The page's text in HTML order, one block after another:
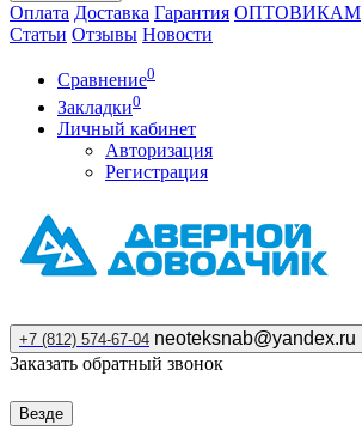
Оплата Доставка Гарантия ОПТОВИКАМ
Статьи Отзывы Новости
Сравнение0
Закладки0
Личный кабинет
Авторизация
Регистрация
+7 (812) 574-67-04 neoteksnab@yandex.ru
Заказать обратный звонок
Везде